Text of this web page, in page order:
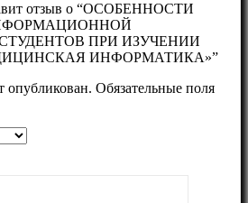
отзыв о “ОСОБЕННОСТИ
ПРИ ИЗУЧЕНИИ
ИНФОРМАТИКА»”
опубликован. Обязательные поля